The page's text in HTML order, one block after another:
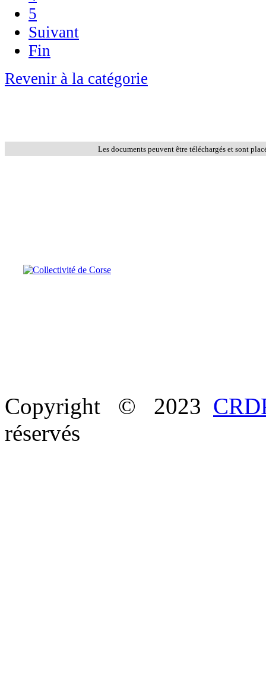
5
Suivant
Fin
Revenir à la catégorie
Les documents peuvent être téléchargés et sont
Copyright © 2023
réservés